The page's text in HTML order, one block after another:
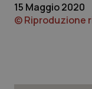
Oncologia
15 Maggio 2020
© Riproduzione